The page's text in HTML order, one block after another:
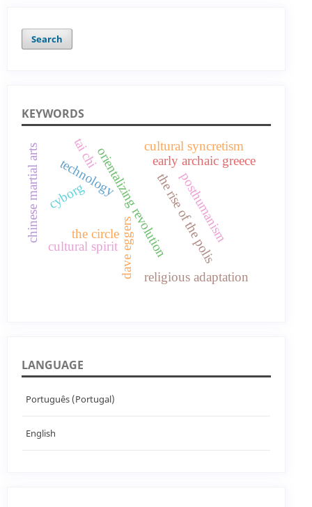
Search
KEYWORDS
orientalizing revolutionearly archaic greece
the rise of the polis
technology posthumanism
cyborg
dave eggers
the circle
cultural syncretism
religious adaptation
cultural spirit
tai chi
chinese martial arts
LANGUAGE
Português (Portugal)
English